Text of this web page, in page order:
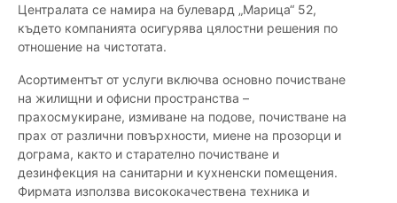
Централата се намира на булевард „Марица“ 52,
където компанията осигурява цялостни решения по
отношение на чистотата.
Асортиментът от услуги включва основно почистване
на жилищни и офисни пространства –
прахосмукиране, измиване на подове, почистване на
прах от различни повърхности, миене на прозорци и
дограма, както и старателно почистване и
дезинфекция на санитарни и кухненски помещения.
Фирмата използва висококачествена техника и